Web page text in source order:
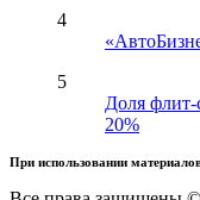
4
5
Доля флит-
20%
При использовании